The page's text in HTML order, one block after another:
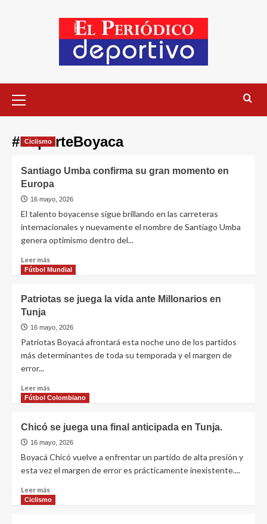
#DeporteBoyaca
Ciclismo
Santiago Umba confirma su gran momento en
Europa
16 mayo, 2026
El talento boyacense sigue brillando en las carreteras
internacionales y nuevamente el nombre de Santiago Umba
genera optimismo dentro del...
Leer más
Fútbol Mundial
Patriotas se juega la vida ante Millonarios en
Tunja
16 mayo, 2026
Patriotas Boyacá afrontará esta noche uno de los partidos
más determinantes de toda su temporada y el margen de
error...
Leer más
Fútbol Colombiano
Chicó se juega una final anticipada en Tunja.
16 mayo, 2026
Boyacá Chicó vuelve a enfrentar un partido de alta presión y
esta vez el margen de error es prácticamente inexistente....
Leer más
Ciclismo